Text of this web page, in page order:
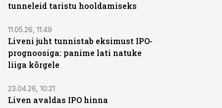
tunneleid taristu hooldamiseks
11.05.26, 11:49
Liveni juht tunnistab eksimust IPO-
prognoosiga: panime lati natuke
liiga kõrgele
23.04.26, 10:21
Liven avaldas IPO hinna